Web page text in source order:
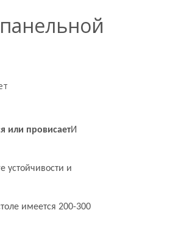
или провисаетИ
устойчивости и
имеется 200-300